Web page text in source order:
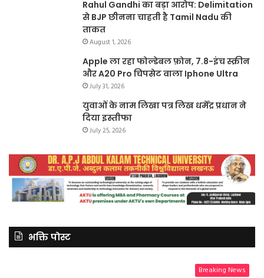
Rahul Gandhi का बड़ा आरोप: Delimitation
से BJP छीनना चाहती है Tamil Nadu की
ताकत
August 1, 2026
Apple ला रहा फोल्डेबल फ़ोन, 7.8-इंच स्क्रीन
और A20 Pro चिपसेट वाला Iphone Ultra
July 31, 2026
युवाओं के नाम लिखा पत्र लिख धर्मेंद्र प्रधान ने
दिया इस्तीफा
July 25, 2026
भक्ति पोस्ट
Breaking News